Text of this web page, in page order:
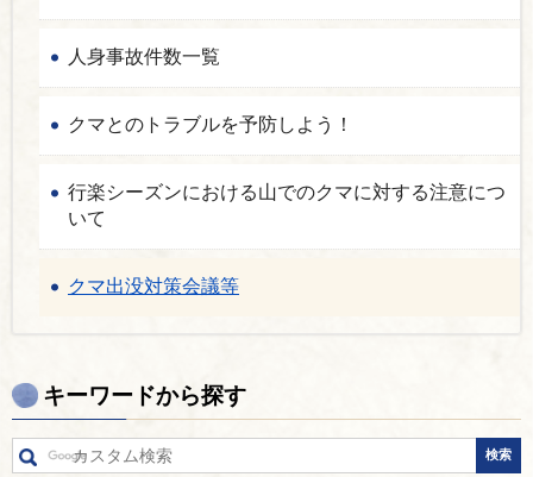
人身事故件数一覧
クマとのトラブルを予防しよう！
行楽シーズンにおける山でのクマに対する注意につ
いて
クマ出没対策会議等
キーワードから探す